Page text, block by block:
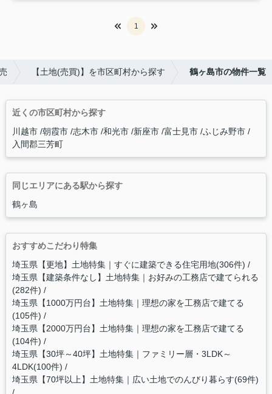
1
【土地(売買)】を市区町村から探す 鶴ヶ島市の物件一覧
近くの市区町村から探す
川越市 朝霞市 志木市 和光市 新座市 富士見市 ふじみ野市
入間郡三芳町
同じエリアにある駅から探す
鶴ヶ島
おすすめこだわり特集
埼玉県【更地】土地特集｜すぐに建築できる住宅用地(306件)
埼玉県【建築条件なし】土地特集｜お好みの工務店で建てられる
(282件)
埼玉県【1000万円台】土地特集｜理想の家を工務店で建てる
(105件)
埼玉県【2000万円台】土地特集｜理想の家を工務店で建てる
(104件)
埼玉県【30坪～40坪】土地特集｜ファミリー層・3LDK～
4LDK(100件)
埼玉県【70坪以上】土地特集｜広い土地でのんびり暮らす(69件)